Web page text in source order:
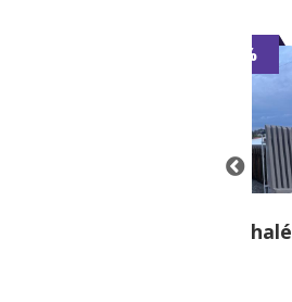
-7%
Vende-se chalé